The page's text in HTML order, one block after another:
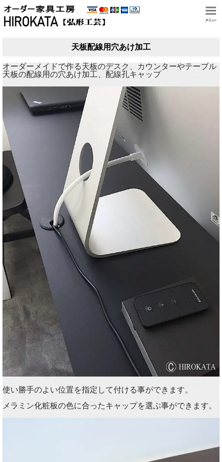
天板配線用穴あけ加工
オーダーメイドで作る天板のデスク、カウンターやテーブル
天板の配線用の穴あけ加工、配線孔キャップ
使い勝手のよい位置を指定して付ける事ができます。
メラミン化粧板の色に合ったキャップを選ぶ事ができます。